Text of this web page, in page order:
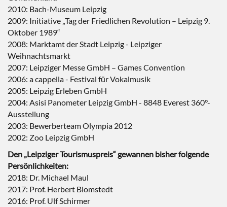
2010: Bach-Museum Leipzig
2009: Initiative „Tag der Friedlichen Revolution – Leipzig 9.
Oktober 1989“
2008: Marktamt der Stadt Leipzig - Leipziger
Weihnachtsmarkt
2007: Leipziger Messe GmbH – Games Convention
2006: a cappella - Festival für Vokalmusik
2005: Leipzig Erleben GmbH
2004: Asisi Panometer Leipzig GmbH - 8848 Everest 360°-
Ausstellung
2003: Bewerberteam Olympia 2012
2002: Zoo Leipzig GmbH
Den „Leipziger Tourismuspreis“ gewannen bisher folgende
Persönlichkeiten:
2018: Dr. Michael Maul
2017: Prof. Herbert Blomstedt
2016: Prof. Ulf Schirmer